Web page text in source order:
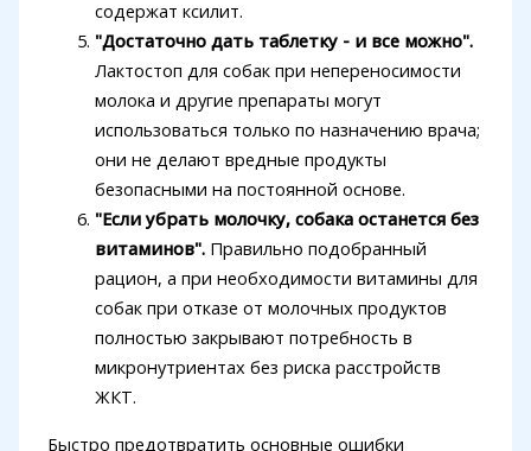
содержат ксилит.
"Достаточно дать таблетку - и все можно".
Лактостоп для собак при непереносимости
молока и другие препараты могут
использоваться только по назначению врача;
они не делают вредные продукты
безопасными на постоянной основе.
"Если убрать молочку, собака останется без
витаминов".Правильно подобранный
рацион, а при необходимости витамины для
собак при отказе от молочных продуктов
полностью закрывают потребность в
микронутриентах без риска расстройств
ЖКТ.
Быстро предотвратить основные ошибки